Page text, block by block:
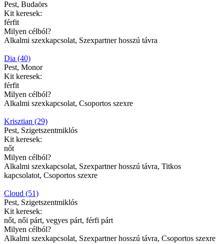
Pest, Budaörs
Kit keresek:
férfit
Milyen célból?
Alkalmi szexkapcsolat, Szexpartner hosszú távra
Dia (40)
Pest, Monor
Kit keresek:
férfit
Milyen célból?
Alkalmi szexkapcsolat, Csoportos szexre
Krisztian (29)
Pest, Szigetszentmiklós
Kit keresek:
nőt
Milyen célból?
Alkalmi szexkapcsolat, Szexpartner hosszú távra, Titkos
kapcsolatot, Csoportos szexre
Cloud (51)
Pest, Szigetszentmiklós
Kit keresek:
nőt, női párt, vegyes párt, férfi párt
Milyen célból?
Alkalmi szexkapcsolat, Szexpartner hosszú távra, Csoportos szexre